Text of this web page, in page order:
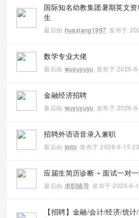
国际知名幼教集团暑期英文
生
最后由 huaxiang1997 发布于
数学专业大佬
最后由 wuyuyuyu 发布于 2026-
金融经济招聘
最后由 wuyuyuyu 发布于 2026-
招聘外语语音录入兼职
最后由 soto 发布于 2026-6-15
应届生简历诊断 + 面试一对
最后由 求职辅导 发布于 2026-6-
【招聘】金融/会计/经济/统